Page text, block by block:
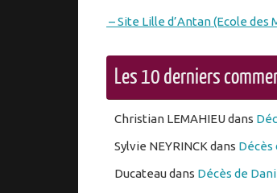
– Site Lille d’Antan (Ecole des
Les 10 derniers
Christian LEMAHIEUdans
Sylvie NEYRINCK dans
Ducateaudans Décès de